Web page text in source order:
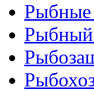
Рыбные